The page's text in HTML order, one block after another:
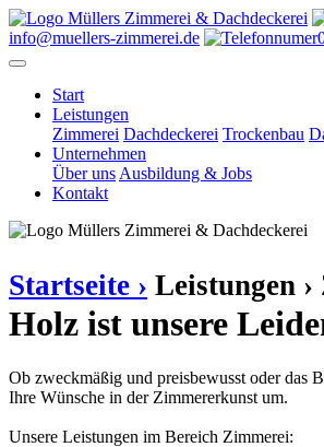
info@muellers-zimmerei.de
Start
Leistungen
Zimmerei Dachdeckerei Trockenbau
Unternehmen
Über uns Ausbildung & Jobs
Kontakt
Startseite › Leistungen ›
Holz ist unsere
Ob zweckmäßig und preisbewusst oder das
Ihre Wünsche in der Zimmererkunst um.
Unsere Leistungen im Bereich Zimmerei: